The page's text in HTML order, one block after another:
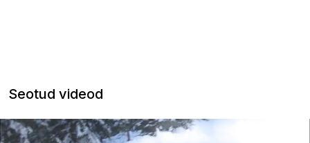
Seotud videod